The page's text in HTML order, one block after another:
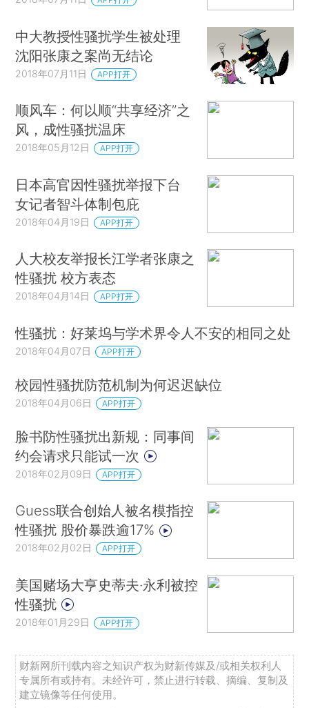
中大教授性骚扰学生被处理
沈阳张康之案尚无结论
2018年07月11日 APP打开
顺风车：何以顺“共享经济”之
风，成性骚扰温床
2018年05月12日 APP打开
日本高官因性骚扰举报下台
女记者智斗体制包庇
2018年04月19日 APP打开
人大校友举报长江学者张康之
性骚扰 校方表态
2018年04月14日 APP打开
性骚扰：好莱坞与学术界令人不安的相同之处
2018年04月07日 APP打开
校园性骚扰防范机制为何迟迟缺位
2018年04月06日 APP打开
脸书防性骚扰出新规：同事间
约会请求只能试一次
2018年02月09日 APP打开
Guess联合创始人被名模指控
性骚扰 股价暴跌逾17%
2018年02月02日 APP打开
美国赌场大亨史蒂夫·永利被控
性骚扰
2018年01月29日 APP打开
财新网所刊载内容之知识产权为财新传媒及/或相关权利人
专属所有或持有。未经许可，禁止进行转载、摘编、复制及
建立镜像等任何使用。